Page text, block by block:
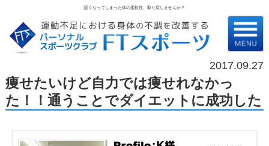
固くなってしまった体の柔軟性、取り戻しませんか？
2017.09.27
痩せたいけど自力では痩せれなかっ
た！！通うことでダイエットに成功した